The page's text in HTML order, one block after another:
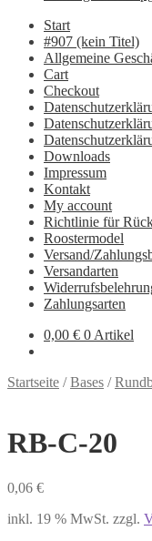
Start
#907 (kein Titel)
Allgemeine
Cart
Checkout
Downloads
Impressum
Kontakt
My account
Richtlinie für
Roostermodel
Versand/
Versandarten
Zahlungsarten
0,00 € 0 Artikel
Startseite /Bases /
RB-C-20
0,06 €
inkl. 19 % MwSt. zzgl.